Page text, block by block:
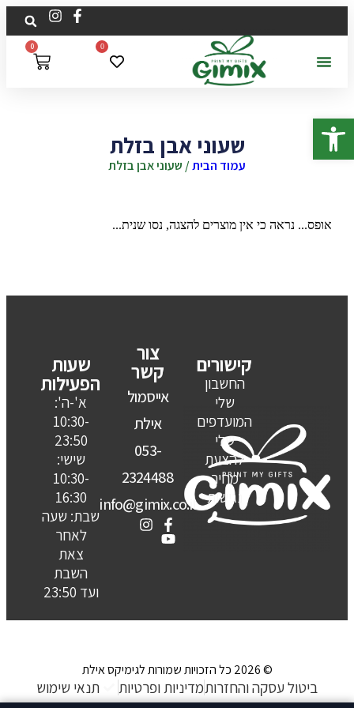
פתח סרגל נגישות
0
0
שעוני אבן בזלת
עמוד הבית/ שעוני אבן בזלת
אופס... נראה כי אין מוצרים להצגה, נסו שנית...
קישורים
החשבון
שלי
המועדפים
שלי
להצעת
מחיר
נגישות
צור
קשר
אייסמול
אילת
053-
2324488
info@gimix.co.il
שעות
הפעילות
א'-ה':
10:30-
23:50
שישי:
10:30-
16:30
שבת: שעה
לאחר
צאת
השבת
ועד 23:50
© 2026 כל הזכויות שמורות לגימיקס אילת
ביטול עסקה והחזרותמדיניות ופרטיות תנאי שימוש